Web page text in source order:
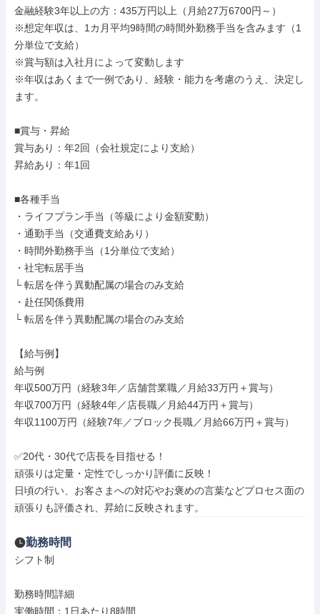
金融経験3年以上の方：435万円以上（月給27万6700円～）
※想定年収は、1カ月平均9時間の時間外勤務手当を含みます（1
分単位で支給）
※賞与額は入社月によって変動します
※年収はあくまで一例であり、経験・能力を考慮のうえ、決定し
ます。
■賞与・昇給
賞与あり：年2回（会社規定により支給）
昇給あり：年1回
■各種手当
・ライフプラン手当（等級により金額変動）
・通勤手当（交通費支給あり）
・時間外勤務手当（1分単位で支給）
・社宅転居手当
└ 転居を伴う異動配属の場合のみ支給
・赴任関係費用
└ 転居を伴う異動配属の場合のみ支給
【給与例】
給与例
年収500万円（経験3年／店舗営業職／月給33万円＋賞与）
年収700万円（経験4年／店長職／月給44万円＋賞与）
年収1100万円（経験7年／ブロック長職／月給66万円＋賞与）
✅20代・30代で店長を目指せる！
頑張りは定量・定性でしっかり評価に反映！
日頃の行い、お客さまへの対応やお褒めの言葉などプロセス面の
頑張りも評価され、昇給に反映されます。
勤務時間
シフト制
勤務時間詳細
実働時間：1日あたり8時間